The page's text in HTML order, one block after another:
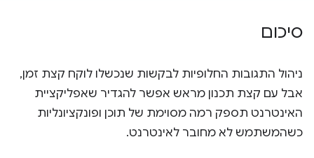
סיכום
ניהול התגובות החלופיות לבקשות שנכשלו לוקח קצת זמן,
אבל עם קצת תכנון מראש אפשר להגדיר שאפליקציית
האינטרנט תספק רמה מסוימת של תוכן ופונקציונליות
כשהמשתמש לא מחובר לאינטרנט.